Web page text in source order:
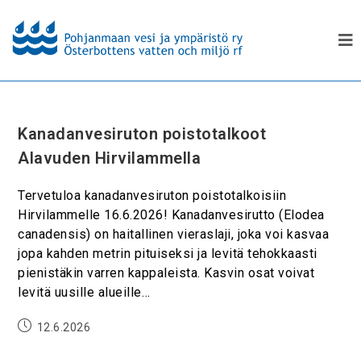
Kanadanvesiruton poistotalkoot
Alavuden Hirvilammella
Tervetuloa kanadanvesiruton poistotalkoisiin
Hirvilammelle 16.6.2026! Kanadanvesirutto (Elodea
canadensis) on haitallinen vieraslaji, joka voi kasvaa
jopa kahden metrin pituiseksi ja levitä tehokkaasti
pienistäkin varren kappaleista. Kasvin osat voivat
levitä uusille alueille…
12.6.2026